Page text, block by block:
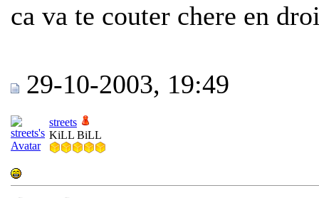
ca va te couter chere en
29-10-2003, 19:49
streets
KiLL BiLL